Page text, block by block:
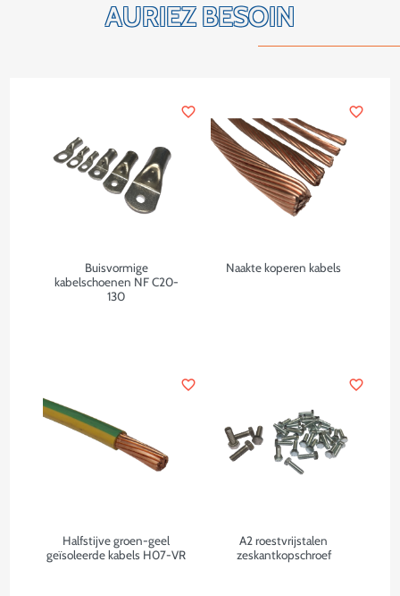
AURIEZ BESOIN
Buisvormige
kabelschoenen NF C20-
130
favorite_border
Naakte koperen kabels
favorite_border
Halfstijve groen-geel
geïsoleerde kabels H07-VR
favorite_border
A2 roestvrijstalen
zeskantkopschroef
favorite_border